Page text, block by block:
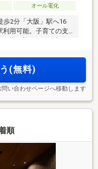
オール電化
歩2分「大阪」駅へ16
利用可能。子育ての支
(無料)
問い合わせページへ移動します
順